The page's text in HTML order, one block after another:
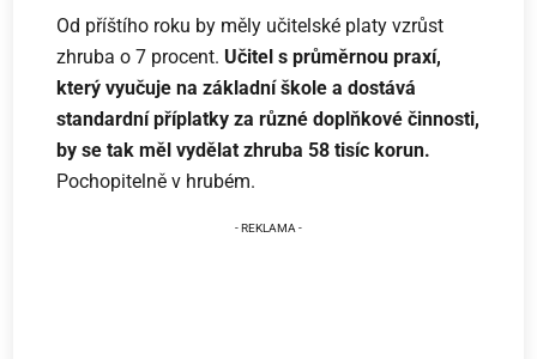
Od příštího roku by měly učitelské platy vzrůst
zhruba o 7 procent. Učitel s průměrnou praxí,
který vyučuje na základní škole a dostává
standardní příplatky za různé doplňkové činnosti,
by se tak měl vydělat zhruba 58 tisíc korun.
Pochopitelně v hrubém.